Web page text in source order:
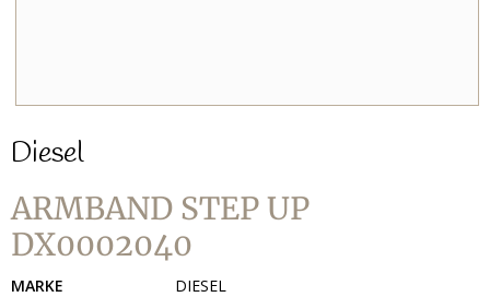
Diesel
ARMBAND STEP UP
DX0002040
MARKE
DIESEL